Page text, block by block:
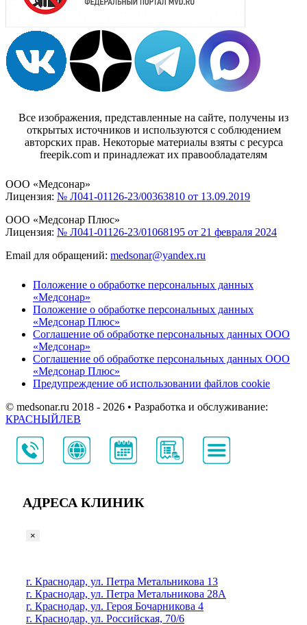
Все изображения, представленные на сайте, получены из
открытых источников и используются с соблюдением
авторских прав. Некоторые материалы взяты с ресурса
freepik.com и принадлежат их правообладателям
ООО «Медсонар»
Лицензия: № Л041-01126-23/00363810 от 13.09.2019
ООО «Медсонар Плюс»
Лицензия: № Л041-01126-23/01068195 от 21 февраля 2024
Email для обращений: medsonar@yandex.ru
Положение о обработке персональных данных
«Медсонар»
Положение о обработке персональных данных
«Медсонар Плюс»
Соглашение об обработке персональных данных ООО
«Медсонар»
Соглашение об обработке персональных данных ООО
«Медсонар Плюс»
Предупреждение об использовании файлов cookie
© medsonar.ru 2018 - 2026 • Разработка и обслуживание:
КРАСНЫЙЛЕВ
АДРЕСА КЛИНИК
×
г. Краснодар, ул. Петра Метальникова 13
г. Краснодар, ул. Петра Метальникова 28А
г. Краснодар, ул. Героя Бочарникова 4
г. Краснодар, ул. Российская, 70/6